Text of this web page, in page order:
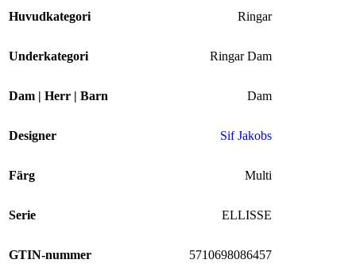
Huvudkategori Ringar
Underkategori Ringar Dam
Dam | Herr | Barn Dam
Designer Sif Jakobs
Färg Multi
Serie ELLISSE
GTIN-nummer 5710698086457